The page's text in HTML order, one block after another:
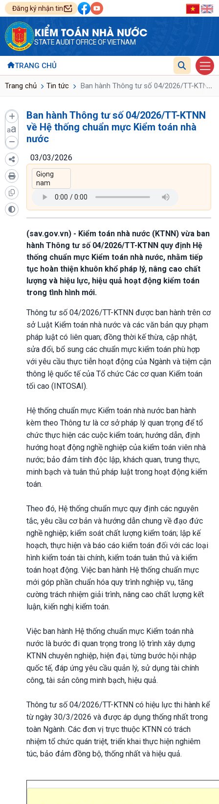
Đăng ký nhận tin
KIỂM TOÁN NHÀ NƯỚC
STATE AUDIT OFFICE OF VIETNAM
TRANG CHỦ
Trang chủ Tin tức Ban hành Thông tư số 04/2026/TT-KTNN
...
aa
Ban hành Thông tư số 04/2026/TT-KTNN
về Hệ thống chuẩn mực Kiểm toán nhà
nước
03/03/2026
(sav.gov.vn) - Kiểm toán nhà nước (KTNN) vừa ban
hành Thông tư số 04/2026/TT-KTNN quy định Hệ
thống chuẩn mực Kiểm toán nhà nước, nhằm tiếp
tục hoàn thiện khuôn khổ pháp lý, nâng cao chất
lượng và hiệu lực, hiệu quả hoạt động kiểm toán
trong tình hình mới.
Thông tư số 04/2026/TT-KTNN được ban hành trên cơ
sở Luật Kiểm toán nhà nước và các văn bản quy phạm
pháp luật có liên quan; đồng thời kế thừa, cập nhật,
sửa đổi, bổ sung các chuẩn mực kiểm toán phù hợp
với yêu cầu thực tiễn hoạt động của Ngành và tiệm cận
thông lệ quốc tế của Tổ chức Các cơ quan Kiểm toán
tối cao (INTOSAI).
Hệ thống chuẩn mực Kiểm toán nhà nước ban hành
kèm theo Thông tư là cơ sở pháp lý quan trọng để tổ
chức thực hiện các cuộc kiểm toán; hướng dẫn, định
hướng hoạt động nghề nghiệp của kiểm toán viên nhà
nước; bảo đảm tính độc lập, khách quan, trung thực,
minh bạch và tuân thủ pháp luật trong hoạt động kiểm
toán.
Theo đó, Hệ thống chuẩn mực quy định các nguyên
tắc, yêu cầu cơ bản và hướng dẫn chung về đạo đức
nghề nghiệp; kiểm soát chất lượng kiểm toán; lập kế
hoạch, thực hiện và báo cáo kiểm toán đối với các loại
hình kiểm toán tài chính, kiểm toán tuân thủ và kiểm
toán hoạt động. Việc ban hành Hệ thống chuẩn mực
mới góp phần chuẩn hóa quy trình nghiệp vụ, tăng
cường trách nhiệm giải trình, nâng cao chất lượng kết
luận, kiến nghị kiểm toán.
Việc ban hành Hệ thống chuẩn mực Kiểm toán nhà
nước là bước đi quan trọng trong lộ trình xây dựng
KTNN chuyên nghiệp, hiện đại, từng bước hội nhập
quốc tế, đáp ứng yêu cầu quản lý, sử dụng tài chính
công, tài sản công minh bạch, hiệu quả.
Thông tư số 04/2026/TT-KTNN có hiệu lực thi hành kể
từ ngày 30/3/2026 và được áp dụng thống nhất trong
toàn Ngành. Các đơn vị trực thuộc KTNN có trách
nhiệm tổ chức quán triệt, triển khai thực hiện nghiêm
túc, bảo đảm đồng bộ, thống nhất và hiệu quả.